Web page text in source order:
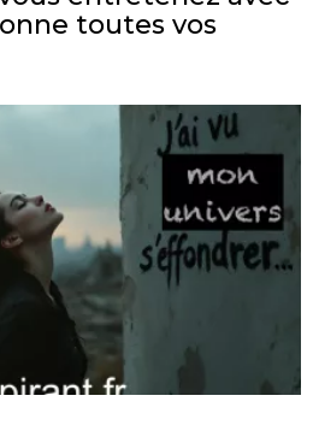
toutes vos